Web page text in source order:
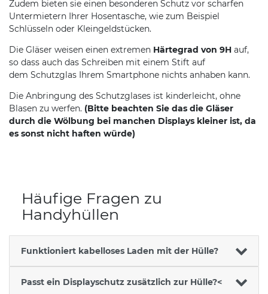
Zudem bieten sie einen besonderen Schutz vor scharfen
Untermietern Ihrer Hosentasche, wie zum Beispiel
Schlüsseln oder Kleingeldstücken.
Die Gläser weisen einen extremen Härtegrad von 9H auf,
so dass auch das Schreiben mit einem Stift auf
dem Schutzglas Ihrem Smartphone nichts anhaben kann.
Die Anbringung des Schutzglases ist kinderleicht, ohne
Blasen zu werfen. (Bitte beachten Sie das die Gläser
durch die Wölbung bei manchen Displays kleiner ist, da
es sonst nicht haften würde)
Häufige Fragen zu
Handyhüllen
Funktioniert kabelloses Laden mit der Hülle?
Passt ein Displayschutz zusätzlich zur Hülle?<